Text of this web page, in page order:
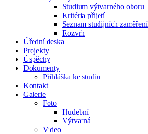
Studium výtvarného oboru
Kritéria přijetí
Seznam studijních zaměření
Rozvrh
Úřední deska
Projekty
Úspěchy
Dokumenty
Přihláška ke studiu
Kontakt
Galerie
Foto
Hudební
Výtvarná
Video